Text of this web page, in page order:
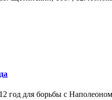
год для борьбы с